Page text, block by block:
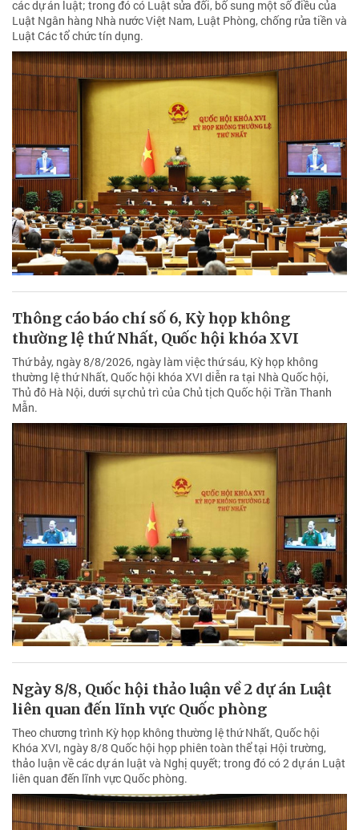
các dự án luật; trong đó có Luật sửa đổi, bổ sung một số điều của
Luật Ngân hàng Nhà nước Việt Nam, Luật Phòng, chống rửa tiền và
Luật Các tổ chức tín dụng.
Thông cáo báo chí số 6, Kỳ họp không
thường lệ thứ Nhất, Quốc hội khóa XVI
Thứ bảy, ngày 8/8/2026, ngày làm việc thứ sáu, Kỳ họp không
thường lệ thứ Nhất, Quốc hội khóa XVI diễn ra tại Nhà Quốc hội,
Thủ đô Hà Nội, dưới sự chủ trì của Chủ tịch Quốc hội Trần Thanh
Mẫn.
Ngày 8/8, Quốc hội thảo luận về 2 dự án Luật
liên quan đến lĩnh vực Quốc phòng
Theo chương trình Kỳ họp không thường lệ thứ Nhất, Quốc hội
Khóa XVI, ngày 8/8 Quốc hội họp phiên toàn thể tại Hội trường,
thảo luận về các dự án luật và Nghị quyết; trong đó có 2 dự án Luật
liên quan đến lĩnh vực Quốc phòng.